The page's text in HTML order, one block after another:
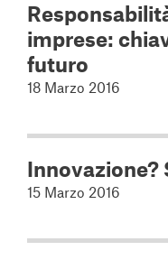
imprese:
futuro
18 Marzo 2016
Innovazione?
15 Marzo 2016